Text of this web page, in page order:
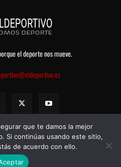
el deporte nos mueve.
los Derechos Reservados -
Aviso legal
que te damos la mejor
Si continúas usando este sitio,
de acuerdo con ello.